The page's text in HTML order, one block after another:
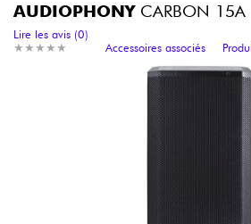
Amplis & Effets
Claviers & Pianos
Synthés & Sampleurs
AUDIOPHONYCARBON 15A
★ ★ ★ ★ ★
★ ★ ★ ★ ★
Lire les avis (0)
Accessoires associés